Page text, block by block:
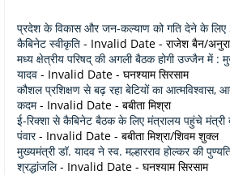
प्रदेश के विकास और जन-कल्याण को गति देने के
कैबिनेट स्वीकृति - Invalid Date - राजेश बैन/
मध्य क्षेत्रीय परिषद् की अगली बैठक होगी उज्जैन में :
यादव - Invalid Date - घनश्याम सिरसाम
कौशल प्रशिक्षण से बढ़ रहा बेटियों का आत्मविश्वास,
कदम- Invalid Date - बबीता मिश्रा
ई-रिक्शा से कैबिनेट बैठक के लिए मंत्रालय पहुंचे मंत्री
पंवार- Invalid Date - बबीता मिश्रा/शिवम शुक्ल
मुख्यमंत्री डॉ. यादव ने स्व. मल्हारराव होल्कर की
श्रद्धांजलि- Invalid Date - घनश्याम सिरसाम